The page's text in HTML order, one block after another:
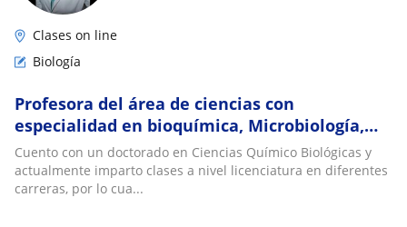
Clases on line
Biología
Profesora del área de ciencias con
especialidad en bioquímica, Microbiología,
genética Microbiana y afines
Cuento con un doctorado en Ciencias Químico Biológicas y
actualmente imparto clases a nivel licenciatura en diferentes
carreras, por lo cua...